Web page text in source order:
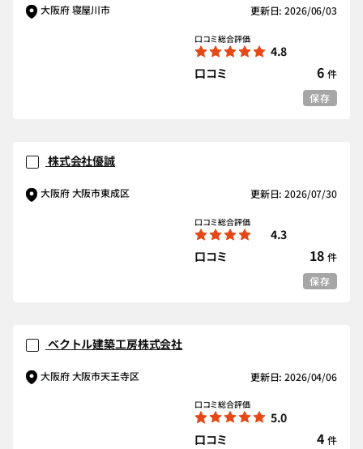
大阪府 寝屋川市 更新日: 2026/06/03
口コミ総合評価
4.8
口コミ
6 件
保存
株式会社優誠
大阪府 大阪市東成区 更新日: 2026/07/30
口コミ総合評価
4.3
口コミ
18 件
保存
ベクトル建築工房株式会社
大阪府 大阪市天王寺区 更新日: 2026/04/06
口コミ総合評価
5.0
口コミ
4 件